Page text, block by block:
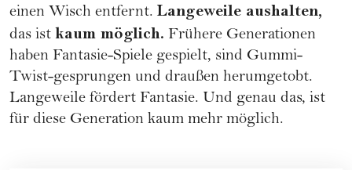
einen Wisch entfernt. Langeweile aushalten,
das ist kaum möglich. Frühere Generationen
haben Fantasie-Spiele gespielt, sind Gummi-
Twist-gesprungen und draußen herumgetobt.
Langeweile fördert Fantasie. Und genau das, ist
für diese Generation kaum mehr möglich.